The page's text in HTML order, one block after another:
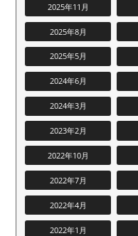
2025年11月
2025年8月
2025年5月
2024年6月
2024年3月
2023年2月
2022年10月
2022年7月
2022年4月
2022年1月